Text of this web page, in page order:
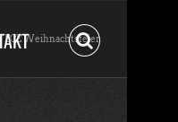
ECE Weihnachtsfeier